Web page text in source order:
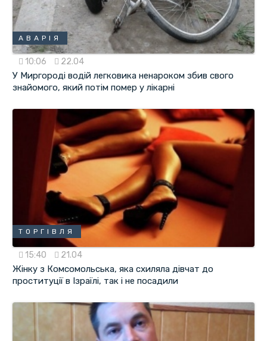
АВАРІЯ
10:06 22.04
У Миргороді водій легковика ненароком збив свого
знайомого, який потім помер у лікарні
ТОРГІВЛЯ
15:40 21.04
Жінку з Комсомольська, яка схиляла дівчат до
проституції в Ізраїлі, так і не посадили